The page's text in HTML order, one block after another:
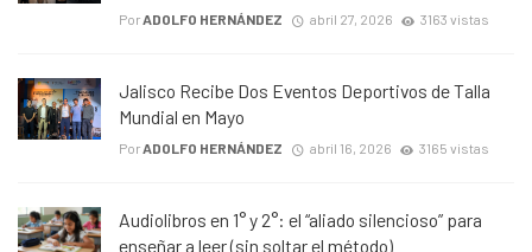
PorADOLFO HERNÁNDEZ abril 27, 2026 3163 vistas
Jalisco Recibe Dos Eventos Deportivos de Talla
Mundial en Mayo
PorADOLFO HERNÁNDEZ abril 16, 2026 3165 vistas
Audiolibros en 1° y 2°: el “aliado silencioso” para
enseñar a leer (sin soltar el método)